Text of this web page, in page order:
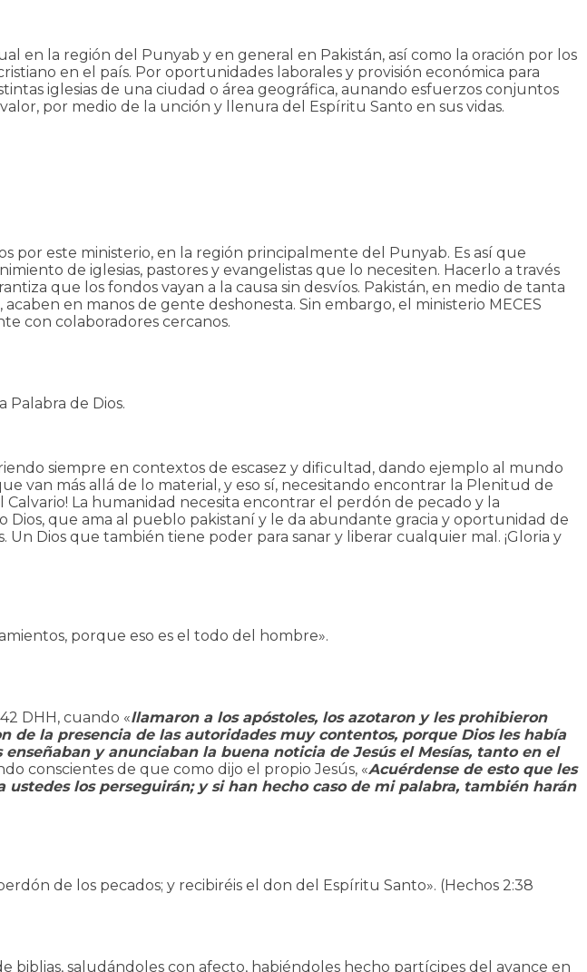
en la región del Punyab y en general en Pakistán, así como la oración por los
en el país. Por oportunidades laborales y provisión económica para
iglesias de una ciudad o área geográfica, aunando esfuerzos conjuntos
por medio de la unción y llenura del Espíritu Santo en sus vidas.
por este ministerio, en la región principalmente del Punyab. Es así que
de iglesias, pastores y evangelistas que lo necesiten. Hacerlo a través
que los fondos vayan a la causa sin desvíos. Pakistán, en medio de tanta
en manos de gente deshonesta. Sin embargo, el ministerio MECES
con colaboradores cercanos.
Palabra de Dios.
siempre en contextos de escasez y dificultad, dando ejemplo al mundo
van más allá de lo material, y eso sí, necesitando encontrar la Plenitud de
Calvario! La humanidad necesita encontrar el perdón de pecado y la
Dios, que ama al pueblo pakistaní y le da abundante gracia y oportunidad de
Dios que también tiene poder para sanar y liberar cualquier mal. ¡Gloria y
porque eso es el todo del hombre».
DHH, cuando «llamaron a los apóstoles, los azotaron y les prohibieron
de la presencia de las autoridades muy contentos, porque Dios les había
y anunciaban la buena noticia de Jesús el Mesías, tanto en el
conscientes de que como dijo el propio Jesús, «Acuérdense de esto que les
los perseguirán; y si han hecho caso de mi palabra, también harán
de los pecados; y recibiréis el don del Espíritu Santo». (Hechos 2:38
saludándoles con afecto, habiéndoles hecho partícipes del avance en